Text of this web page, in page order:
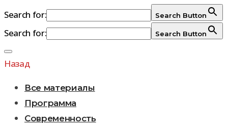
Search for: Search Button
Search for: Search Button
Перейти
к
Назад
Все материалы
Программа
Современность